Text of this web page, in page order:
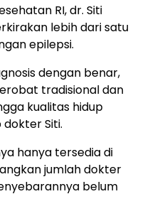
RI, dr. Siti
lebih dari satu
epilepsi.
dengan benar,
tradisional dan
kualitas hidup
Siti.
hanya tersedia di
jumlah dokter
belum